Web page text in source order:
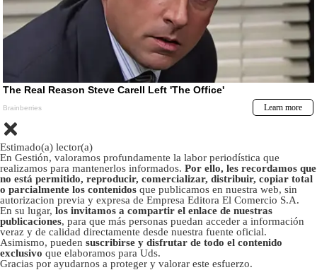
Estimado(a) lector(a)
En Gestión, valoramos profundamente la labor periodística que
realizamos para mantenerlos informados. Por ello, les recordamos que
no está permitido, reproducir, comercializar, distribuir, copiar total
o parcialmente los contenidos que publicamos en nuestra web, sin
autorizacion previa y expresa de Empresa Editora El Comercio S.A.
En su lugar, los invitamos a compartir el enlace de nuestras
publicaciones, para que más personas puedan acceder a información
veraz y de calidad directamente desde nuestra fuente oficial.
Asimismo, pueden suscribirse y disfrutar de todo el contenido
exclusivo que elaboramos para Uds.
Gracias por ayudarnos a proteger y valorar este esfuerzo.